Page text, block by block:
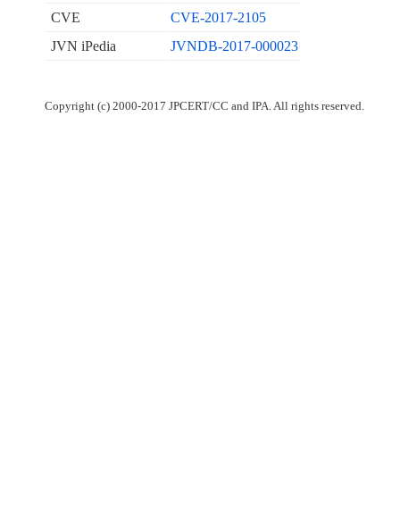
CVE
CVE-2017-2105
JVN iPedia
JVNDB-2017-000023
Copyright (c) 2000-2017 JPCERT/CC and IPA. All rights reserved.